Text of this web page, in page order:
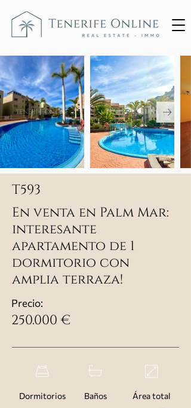
T593
En venta en Palm Mar:
interesante
apartamento de 1
dormitorio con
amplia terraza!
Precio:
250.000 €
Dormitorios Baños Área total